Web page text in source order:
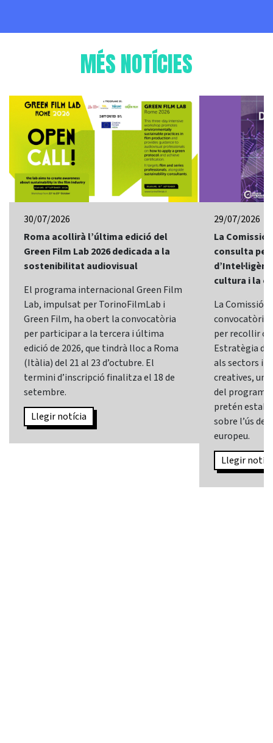
MÉS NOTÍCIES
30/07/2026
Roma acollirà l’última edició del
Green Film Lab 2026 dedicada a la
sostenibilitat audiovisual
El programa internacional Green Film
Lab, impulsat per TorinoFilmLab i
Green Film, ha obert la convocatòria
per participar a la tercera i última
edició de 2026, que tindrà lloc a Roma
(Itàlia) del 21 al 23 d’octubre. El
termini d’inscripció finalitza el 18 de
setembre.
Llegir notícia
29/07/2026
La Comissió
consulta
cultura i la
La Comissió
convocatòria
per recollir
Estratègia
als sectors i
creatives,
del programa
pretén
sobre l’ús de
europeu.
Llegir